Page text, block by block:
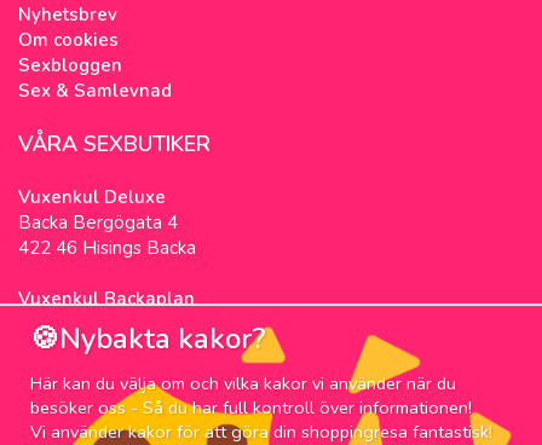
Nyhetsbrev
Om cookies
Sexbloggen
Sex & Samlevnad
VÅRA SEXBUTIKER
Vuxenkul Deluxe
Backa Bergögata 4
422 46 Hisings Backa
Vuxenkul Backaplan
Färgfabriksgatan 3
417 05 Göteborg
NYHETSBREV
🍪Nybakta kakor?
Här kan du välja om och vilka kakor vi använder när du
besöker oss - Så du har full kontroll över informationen!
Vi använder kakor för att göra din shoppingresa fantastisk!